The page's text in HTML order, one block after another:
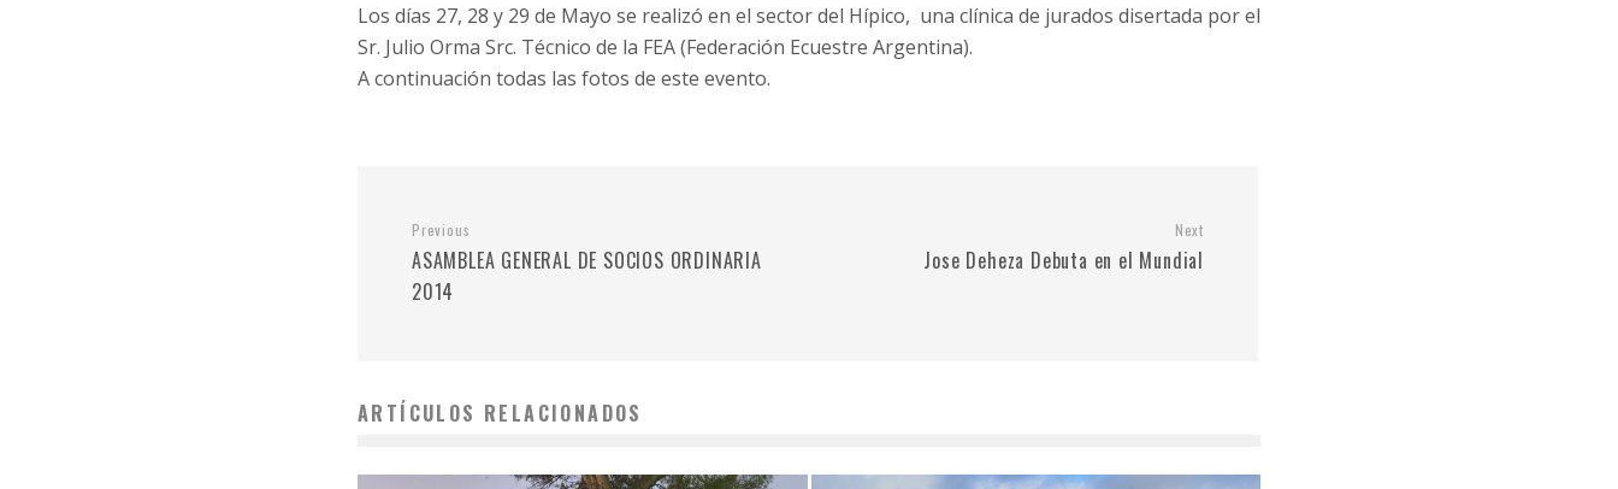
Los días 27, 28 y 29 de Mayo se realizó en el sector del Hípico, una clínica de jurados disertada por el
Sr. Julio Orma Src. Técnico de la FEA (Federación Ecuestre Argentina).
A continuación todas las fotos de este evento.
Previous
ASAMBLEA GENERAL DE SOCIOS ORDINARIA
2014
Next
Jose Deheza Debuta en el Mundial
ARTÍCULOS RELACIONADOS